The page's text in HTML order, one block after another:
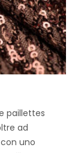
paillettes
ad
uno